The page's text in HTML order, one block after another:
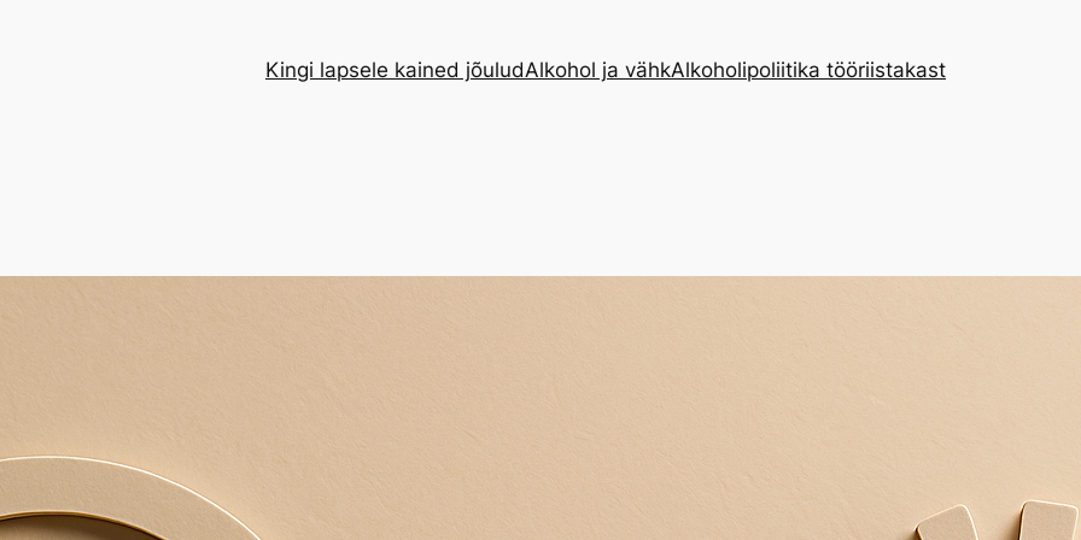
Kingi lapsele kained jõuludAlkohol ja vähkAlkoholipoliitika tööriistakast